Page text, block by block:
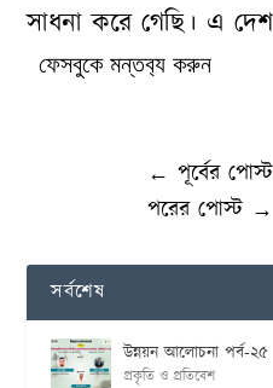
সাধনা করে গেছি। এ
ফেসবুকে মন্তব‌্য করুন
←পূর্বের পোস্ট
পরের পোস্ট →
সর্বশেষ
উন্নয়ন আলোচনা পর্ব-২৫
প্রকৃতি ও প্রতিবেশ